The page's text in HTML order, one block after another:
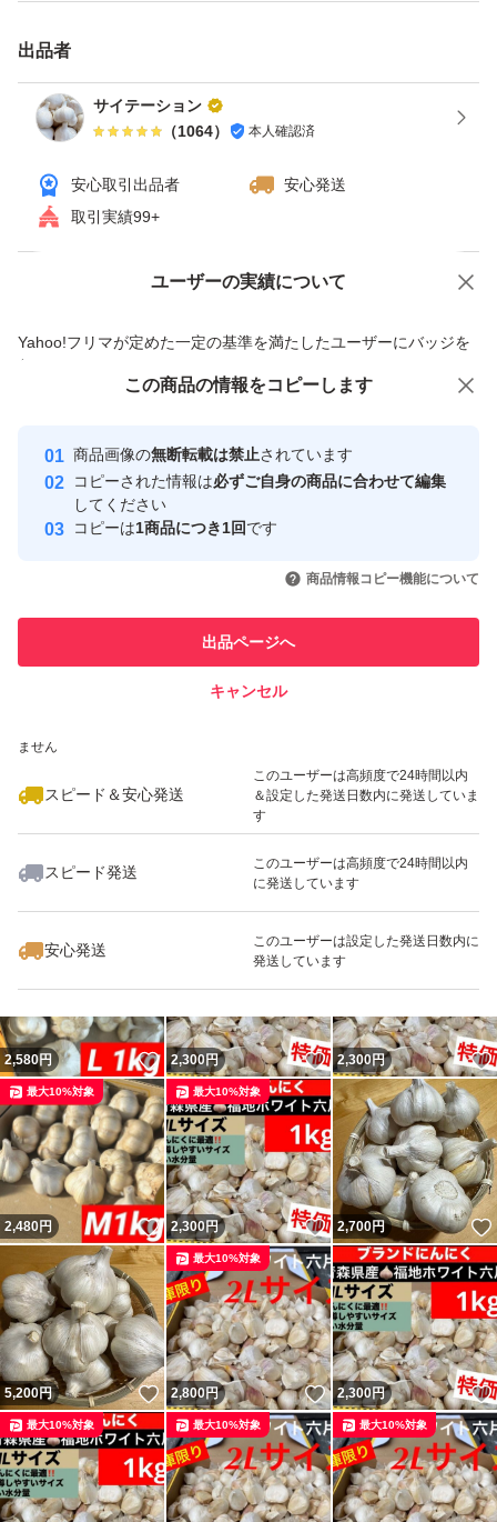
出品者
サイテーション
（1064） 本人確認済
安心取引出品者
安心発送
取引実績99+
ユーザーの実績について
Yahoo!フリマが定めた一定の基準を満たしたユーザーにバッジを
付与しています
安心取引出品者
心・安全なユーザーです
取引実績
引を完了させた実績があります
での取引実績があります
ません
スピード＆安心発送
このユーザーは高頻度で24時間以内
＆設定した発送日数内に発送していま
す
スピード発送
このユーザーは高頻度で24時間以内
に発送しています
安心発送
このユーザーは設定した発送日数内に
発送しています
価格の相談 商品への質問
この商品の情報をコピーします
商品画像の無断転載は禁止されています
コピーされた情報は必ずご自身の商品に合わせて編集
してください
コピーは1商品につき1回です
商品情報コピー機能について
出品ページへ
キャンセル
この商品をみている人にオススメ
いいね！
2,800
2,580円 いいね！
2,300円 いいね！
2,300円
2,480円 いいね！
最大10%対象
2,300円 いいね！
最大10%対象
2,700円
5,200円 いいね！
2,800円 いいね！
最大10%対象
2,300円
最大10%対象 最大10%対象 最大10%対象